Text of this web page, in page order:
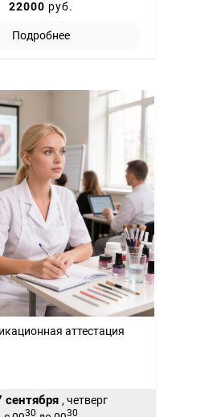
22000 руб.
Подробнее
аттестация
сентября , четверг
30 30